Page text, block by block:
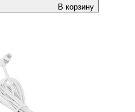
В корзину